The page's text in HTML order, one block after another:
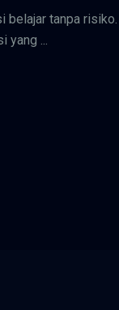
belajar tanpa risiko.
yang ...